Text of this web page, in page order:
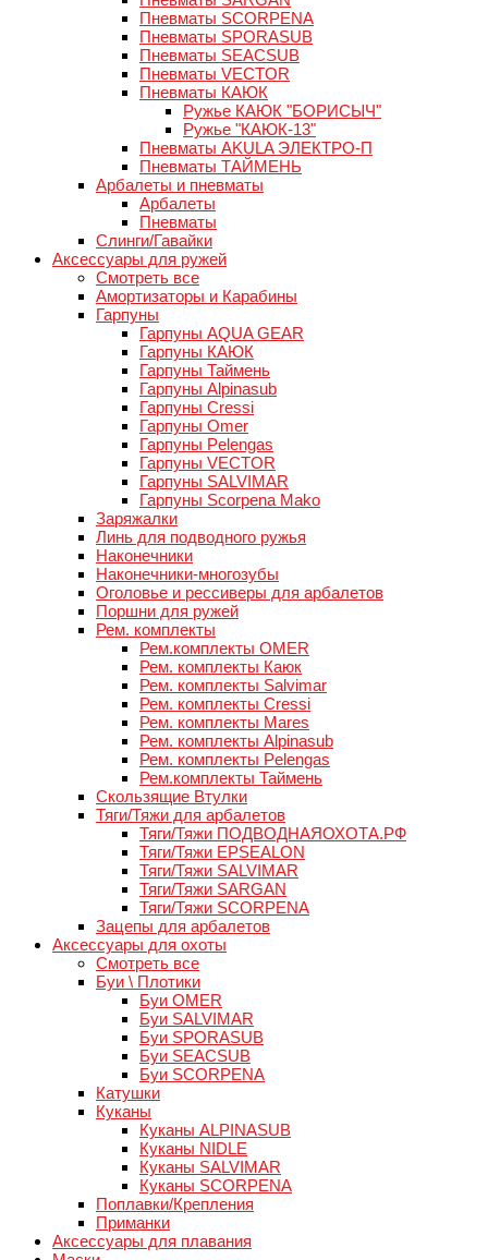
Пневматы SCORPENA
Пневматы SPORASUB
Пневматы SEACSUB
Пневматы VECTOR
Пневматы КАЮК
Ружье КАЮК "БОРИСЫЧ"
Ружье "КАЮК-13"
Пневматы AKULA ЭЛЕКТРО-П
Пневматы ТАЙМЕНЬ
Арбалеты и пневматы
Арбалеты
Пневматы
Слинги/Гавайки
Аксессуары для ружей
Смотреть все
Амортизаторы и Карабины
Гарпуны
Гарпуны AQUA GEAR
Гарпуны КАЮК
Гарпуны Таймень
Гарпуны Alpinasub
Гарпуны Cressi
Гарпуны Omer
Гарпуны Pelengas
Гарпуны VECTOR
Гарпуны SALVIMAR
Гарпуны Scorpena Mako
Заряжалки
Линь для подводного ружья
Наконечники
Наконечники-многозубы
Оголовье и рессиверы для арбалетов
Поршни для ружей
Рем. комплекты
Рем.комплекты OMER
Рем. комплекты Каюк
Рем. комплекты Salvimar
Рем. комплекты Cressi
Рем. комплекты Mares
Рем. комплекты Alpinasub
Рем. комплекты Pelengas
Рем.комплекты Таймень
Скользящие Втулки
Тяги/Тяжи для арбалетов
Тяги/Тяжи ПОДВОДНАЯОХОТА.РФ
Тяги/Тяжи EPSEALON
Тяги/Тяжи SALVIMAR
Тяги/Тяжи SARGAN
Тяги/Тяжи SCORPENA
Зацепы для арбалетов
Аксессуары для охоты
Смотреть все
Буи \ Плотики
Буи OMER
Буи SALVIMAR
Буи SPORASUB
Буи SEACSUB
Буи SCORPENA
Катушки
Куканы
Куканы ALPINASUB
Куканы NIDLE
Куканы SALVIMAR
Куканы SCORPENA
Поплавки/Крепления
Приманки
Аксессуары для плавания